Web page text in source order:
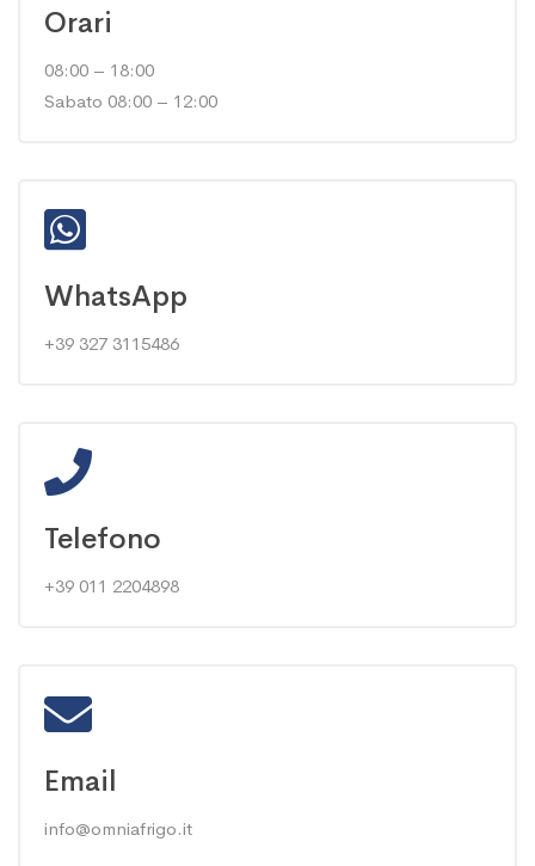
Orari
08:00 – 18:00
Sabato 08:00 – 12:00
WhatsApp
+39 327 3115486
Telefono
+39 011 2204898
Email
info@omniafrigo.it